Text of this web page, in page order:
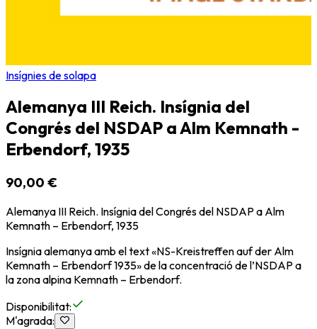
Insígnies de solapa
Alemanya III Reich. Insígnia del
Congrés del NSDAP a Alm Kemnath -
Erbendorf, 1935
90,00 €
Alemanya III Reich. Insígnia del Congrés del NSDAP a Alm
Kemnath – Erbendorf, 1935
Insígnia alemanya amb el text «NS-Kreistreffen auf der Alm
Kemnath – Erbendorf 1935» de la concentració de l’NSDAP a
la zona alpina Kemnath – Erbendorf.
Disponibilitat:
M'agrada: